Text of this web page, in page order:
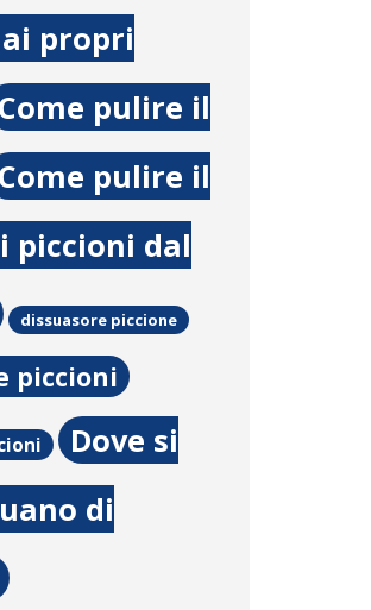
propri
Come pulire il
Come pulire il
piccioni dal
dissuasore piccione
piccioni
Dove si
di